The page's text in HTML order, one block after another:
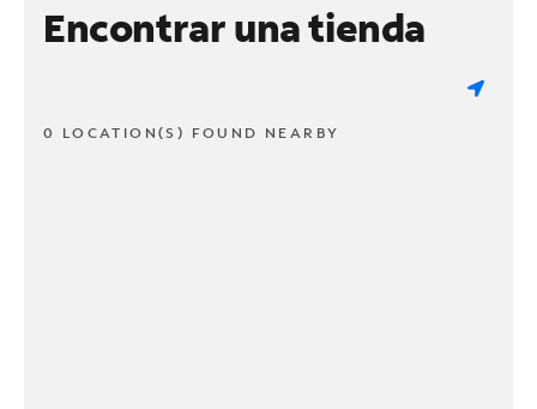
Encontrar una tienda
0 LOCATION(S) FOUND NEARBY